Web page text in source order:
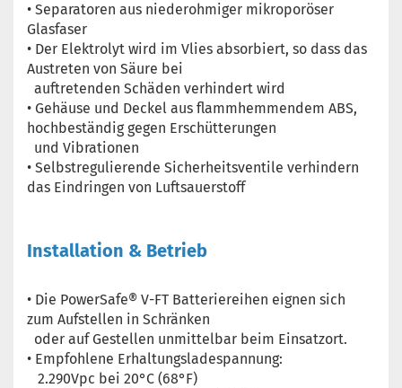
• Separatoren aus niederohmiger mikroporöser
Glasfaser
• Der Elektrolyt wird im Vlies absorbiert, so dass das
Austreten von Säure bei
auftretenden Schäden verhindert wird
• Gehäuse und Deckel aus flammhemmendem ABS,
hochbeständig gegen Erschütterungen
und Vibrationen
• Selbstregulierende Sicherheitsventile verhindern
das Eindringen von Luftsauerstoff
Installation & Betrieb
• Die PowerSafe® V-FT Batteriereihen eignen sich
zum Aufstellen in Schränken
oder auf Gestellen unmittelbar beim Einsatzort.
• Empfohlene Erhaltungsladespannung:
2.290Vpc bei 20°C (68°F)